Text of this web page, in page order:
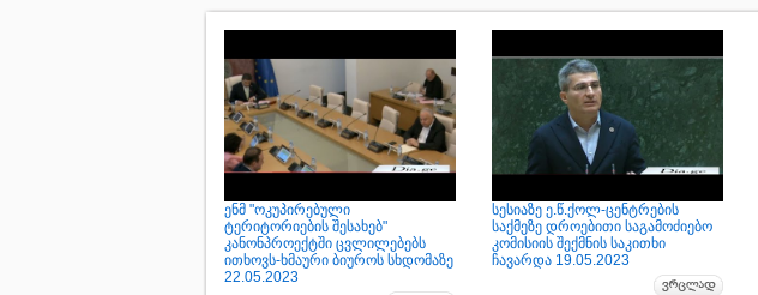
ენმ "ოკუპირებული
ტერიტორიების შესახებ"
კანონპროექტში ცვლილებებს
ითხოვს-ხმაური ბიუროს სხდომაზე
22.05.2023
სესიაზე ე.წ.ქოლ-ცენტრების
საქმეზე დროებითი საგამოძიებო
კომისიის შექმნის საკითხი
ჩავარდა 19.05.2023